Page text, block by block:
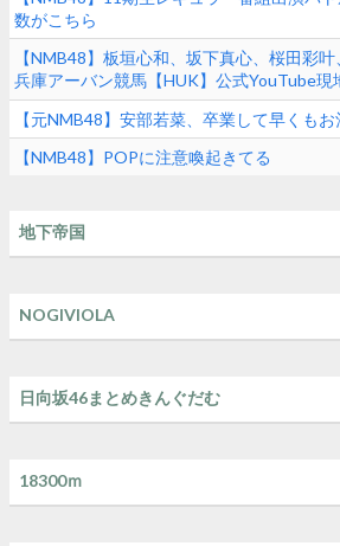
数がこちら
【NMB48】板垣心和、坂下真心、桜田彩
兵庫アーバン競馬【HUK】公式YouTube現
Campus Live」に出演
【元NMB48】安部若菜、卒業して早くもお
【NMB48】POPに注意喚起きてる
地下帝国
NOGIVIOLA
日向坂46まとめきんぐだむ
18300ｍ